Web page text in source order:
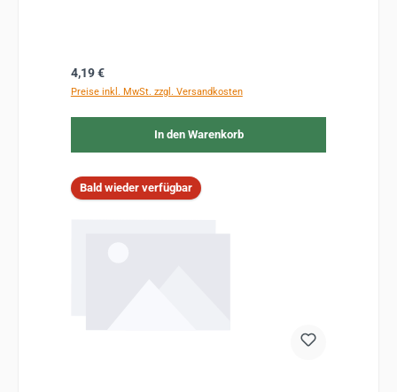
Regulärer Preis:
4,19 €
Preise inkl. MwSt. zzgl. Versandkosten
In den Warenkorb
Bald wieder verfügbar